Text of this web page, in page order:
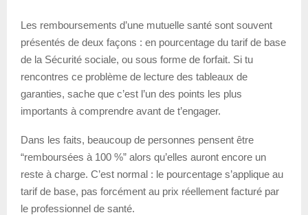
Les remboursements d’une mutuelle santé sont souvent
présentés de deux façons : en pourcentage du tarif de base
de la Sécurité sociale, ou sous forme de forfait. Si tu
rencontres ce problème de lecture des tableaux de
garanties, sache que c’est l’un des points les plus
importants à comprendre avant de t’engager.
Dans les faits, beaucoup de personnes pensent être
“remboursées à 100 %” alors qu’elles auront encore un
reste à charge. C’est normal : le pourcentage s’applique au
tarif de base, pas forcément au prix réellement facturé par
le professionnel de santé.